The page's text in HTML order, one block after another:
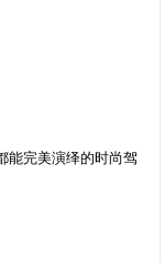
能完美演绎的时尚驾